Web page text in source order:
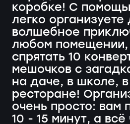
коробке! С
легко организуете
волшебное
любом
спрятать 10
мешочков с
на даче, в школе,
ресторане!
очень просто: вам
10 - 15 минут, а